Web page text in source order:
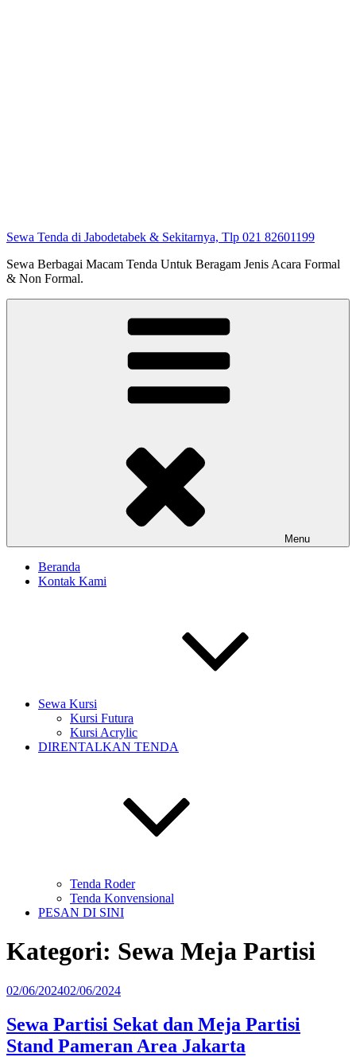
Sewa Tenda di Jabodetabek & Sekitarnya, Tlp 021 82601199
Sewa Berbagai Macam Tenda Untuk Beragam Jenis Acara Formal
& Non Formal.
Menu
Beranda
Kontak Kami
Sewa Kursi
Kursi Futura
Kursi Acrylic
DIRENTALKAN TENDA
Tenda Roder
Tenda Konvensional
PESAN DI SINI
Kategori: Sewa Meja Partisi
Diposkan
02/06/202402/06/2024
Sewa Partisi Sekat dan Meja Partisi
Stand Pameran Area Jakarta